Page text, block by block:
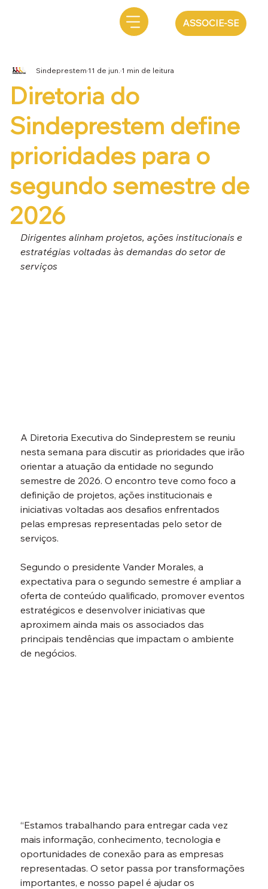
ASSOCIE-SE
Diretoria do
Sindeprestem define
prioridades para o
segundo semestre de
2026
Sindeprestem11 de jun.1 min de leitura
Dirigentes alinham projetos, ações institucionais e
estratégias voltadas às demandas do setor de
serviços
A Diretoria Executiva do Sindeprestem se reuniu
nesta semana para discutir as prioridades que irão
orientar a atuação da entidade no segundo
semestre de 2026. O encontro teve como foco a
definição de projetos, ações institucionais e
iniciativas voltadas aos desafios enfrentados
pelas empresas representadas pelo setor de
serviços.
Segundo o presidente Vander Morales, a
expectativa para o segundo semestre é ampliar a
oferta de conteúdo qualificado, promover eventos
estratégicos e desenvolver iniciativas que
aproximem ainda mais os associados das
principais tendências que impactam o ambiente
de negócios.
“Estamos trabalhando para entregar cada vez
mais informação, conhecimento, tecnologia e
oportunidades de conexão para as empresas
representadas. O setor passa por transformações
importantes, e nosso papel é ajudar os